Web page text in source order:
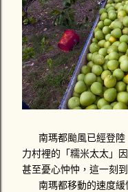
南瑪都颱風已經登陸
力村裡的「糯米太太」
甚至憂心忡忡，這一刻
南瑪都移動的速度緩